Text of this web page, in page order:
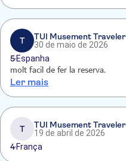
T
TUI Musement Traveler
30 de maio de 2026
5 Espanha
molt facil de fer la reserva.
Ler mais
T
TUI Musement Traveler
19 de abril de 2026
4 França